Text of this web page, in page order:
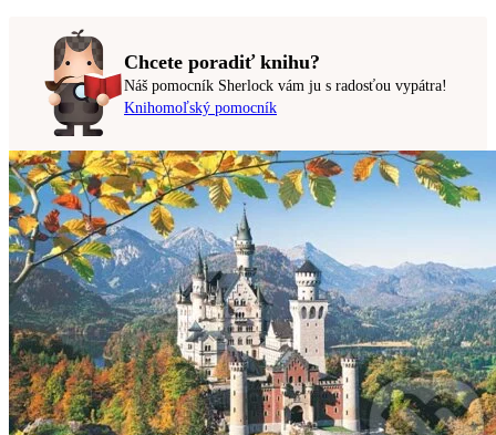
Chcete poradiť knihu?
Náš pomocník Sherlock vám ju s radosťou vypátra!
Knihomoľský pomocník